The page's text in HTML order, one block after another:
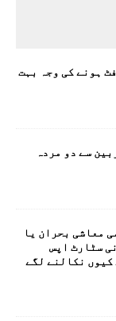
ہونے کی وجہ بہت
سے دو مردہ
معاشی بحران یا
سٹارٹ اپس
کیوں نکالنے لگے